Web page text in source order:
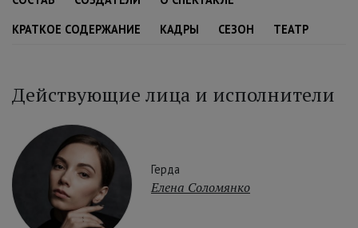
КРАТКОЕ СОДЕРЖАНИЕ
КАДРЫ СЕЗОН ТЕАТР
Действующие лица и исполнители
Герда
Елена Соломянко